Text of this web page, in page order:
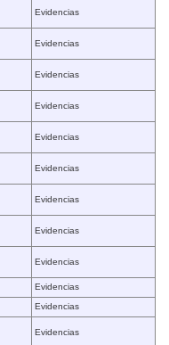
Evidencias
Evidencias
Evidencias
Evidencias
Evidencias
Evidencias
Evidencias
Evidencias
Evidencias
Evidencias
Evidencias
Evidencias